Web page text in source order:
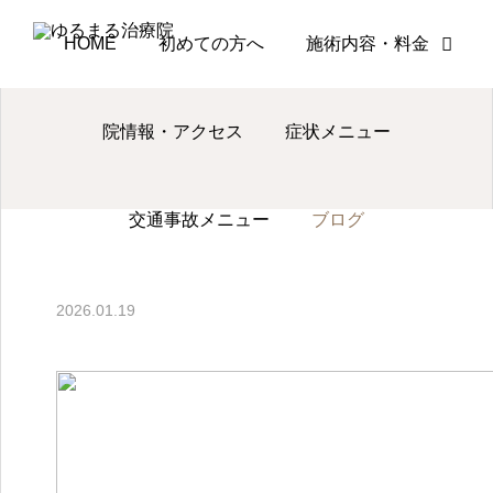
HOME 初めての方へ 施術内容・料金
院情報・アクセス 症状メニュー
交通事故メニュー ブログ
肩こりが何度も再発する
頼らない根本改善アプロ
間欠性跛行が
ブログ ブログ 整体師が教える坐骨神経痛の本当の
2026.01.19